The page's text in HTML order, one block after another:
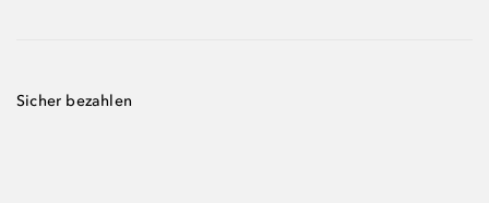
Sicher bezahlen